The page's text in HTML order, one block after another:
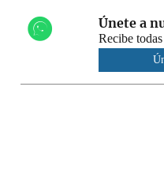
Únete a
Recibe